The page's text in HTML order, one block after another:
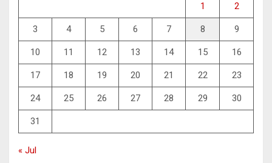
1 2
3 4 5 6 7 8 9
10 11 12 13 14 15 16
17 18 19 20 21 22 23
24 25 26 27 28 29 30
31
« Jul